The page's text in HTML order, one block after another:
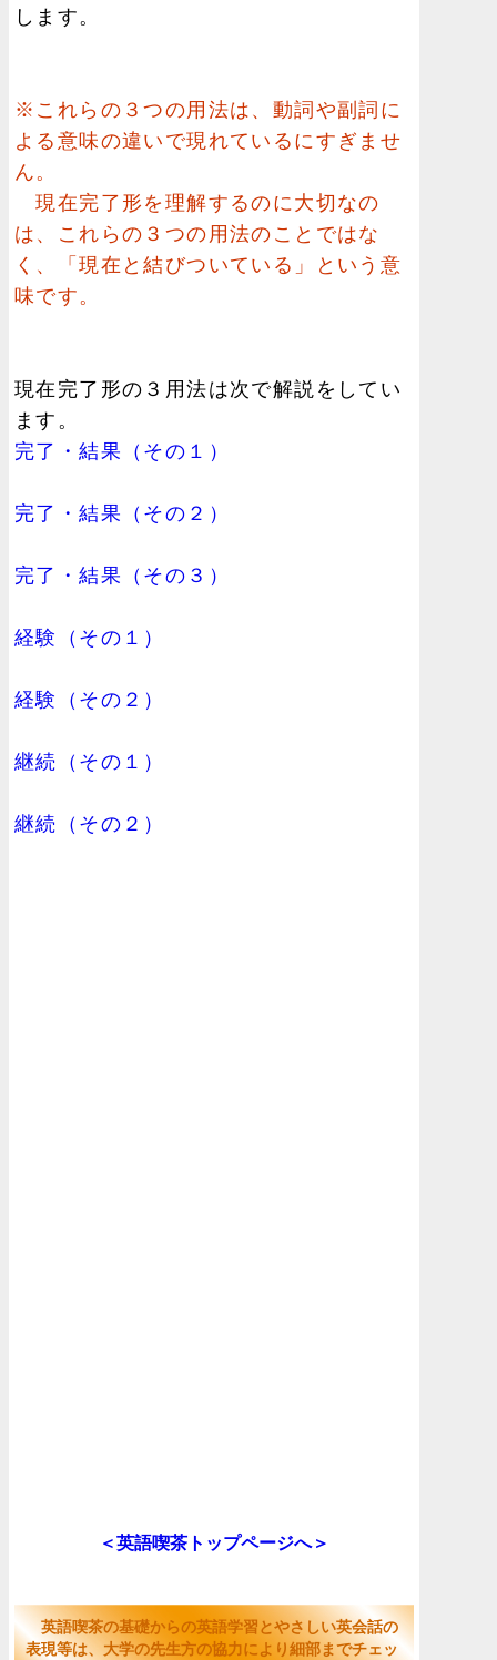
します。
※これらの３つの用法は、動詞や副詞に
よる意味の違いで現れているにすぎませ
ん。
現在完了形を理解するのに大切なの
は、これらの３つの用法のことではな
く、「現在と結びついている」という意
味です。
現在完了形の３用法は次で解説をしてい
ます。
完了・結果（その１）
完了・結果（その２）
完了・結果（その３）
経験（その１）
経験（その２）
継続（その１）
継続（その２）
＜英語喫茶トップページへ＞
英語喫茶の基礎からの英語学習とやさしい英会話の
表現等は、大学の先生方の協力により細部までチェッ